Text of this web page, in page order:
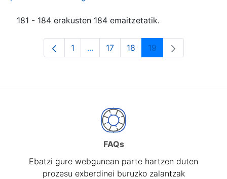
181 - 184 erakusten 184 emaitzetatik.
Orrialdea
1 ...Intermediate Pages Use TAB to
Orrialdea
17 Orrialdea
18 Orrialdea
19
FAQs
Ebatzi gure webgunean parte hartzen duten
prozesu exberdinei buruzko zalantzak